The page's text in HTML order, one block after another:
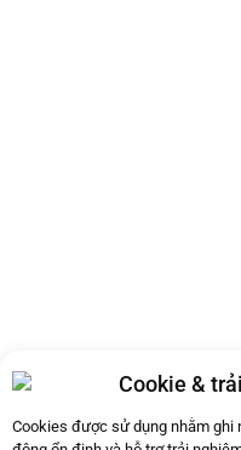
Cookie &
Cookies được sử dụng nhằm